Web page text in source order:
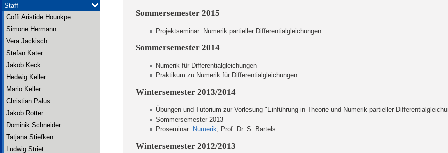
Staff
Coffi Aristide Hounkpe
Simone Hermann
Vera Jackisch
Stefan Kater
Jakob Keck
Hedwig Keller
Mario Keller
Christian Palus
Jakob Rotter
Dominik Schneider
Tatjana Stiefken
Ludwig Striet
Sommersemester 2015
Projektseminar: Numerik partieller Differentialgleichungen
Sommersemester 2014
Numerik für Differentialgleichungen
Praktikum zu Numerik für Differentialgleichungen
Wintersemester 2013/2014
Übungen und Tutorium zur Vorlesung "Einführung in Theorie und Numerik partieller
Sommersemester 2013
Proseminar: Numerik, Prof. Dr. S. Bartels
Wintersemester 2012/2013